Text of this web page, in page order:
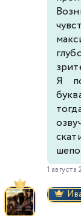
Я
1 августа